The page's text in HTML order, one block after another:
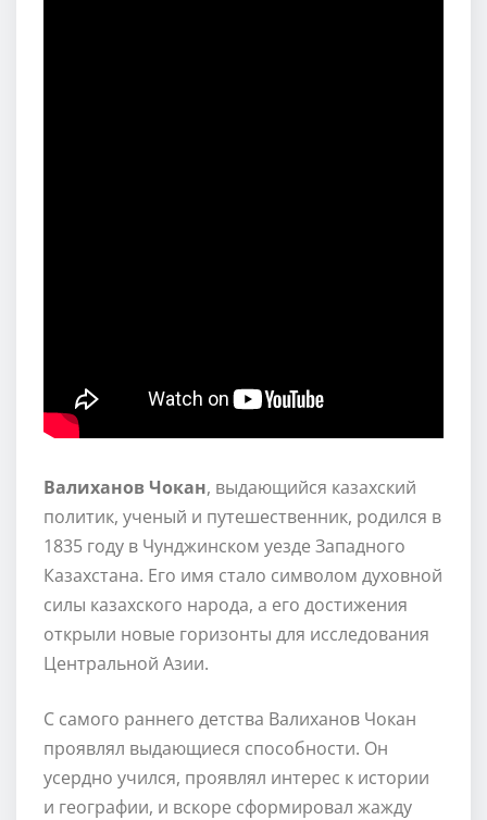
Валиханов Чокан, выдающийся казахский
политик, ученый и путешественник, родился в
1835 году в Чунджинском уезде Западного
Казахстана. Его имя стало символом духовной
силы казахского народа, а его достижения
открыли новые горизонты для исследования
Центральной Азии.
С самого раннего детства Валиханов Чокан
проявлял выдающиеся способности. Он
усердно учился, проявлял интерес к истории
и географии, и вскоре сформировал жажду